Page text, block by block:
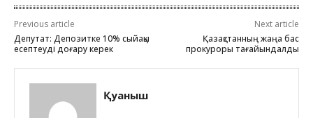
Previous article
Депутат: Депозитке 10% сыйақы
есептеуді доғару керек
Next article
Қазақстанның жаңа бас
прокуроры тағайындалды
Қуаныш